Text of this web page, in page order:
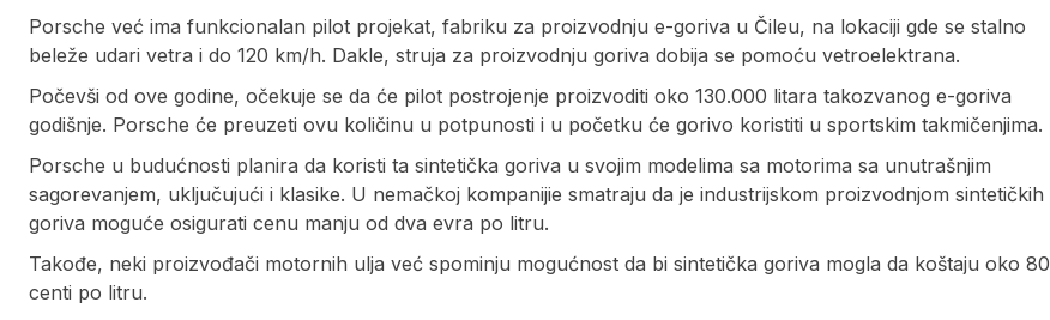
Porsche već ima funkcionalan pilot projekat, fabriku za proizvodnju e-goriva u Čileu, na lokaciji gde se stalno
beleže udari vetra i do 120 km/h. Dakle, struja za proizvodnju goriva dobija se pomoću vetroelektrana.
Počevši od ove godine, očekuje se da će pilot postrojenje proizvoditi oko 130.000 litara takozvanog e-goriva
godišnje. Porsche će preuzeti ovu količinu u potpunosti i u početku će gorivo koristiti u sportskim takmičenjima.
Porsche u budućnosti planira da koristi ta sintetička goriva u svojim modelima sa motorima sa unutrašnjim
sagorevanjem, uključujući i klasike. U nemačkoj kompanijie smatraju da je industrijskom proizvodnjom sintetičkih
goriva moguće osigurati cenu manju od dva evra po litru.
Takođe, neki proizvođači motornih ulja već spominju mogućnost da bi sintetička goriva mogla da koštaju oko 80
centi po litru.